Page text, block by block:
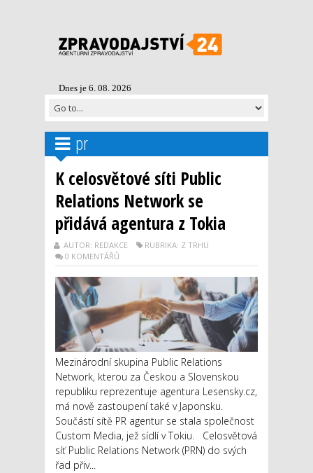
Dnes je 6. 08. 2026
pr
K celosvětové síti Public
Relations Network se
přidává agentura z Tokia
AUTOR: REDAKCE
RUBRIKA: Z TRHU
0 KOMENTÁŘŮ
Mezinárodní skupina Public Relations
Network, kterou za Českou a Slovenskou
republiku reprezentuje agentura Lesensky.cz,
má nově zastoupení také v Japonsku.
Součástí sítě PR agentur se stala společnost
Custom Media, jež sídlí v Tokiu. Celosvětová
síť Public Relations Network (PRN) do svých
řad přiv...